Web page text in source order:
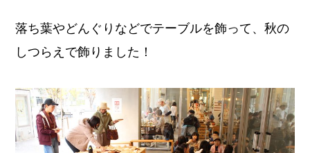
落ち葉やどんぐりなどでテーブルを飾って、秋の
しつらえで飾りました！